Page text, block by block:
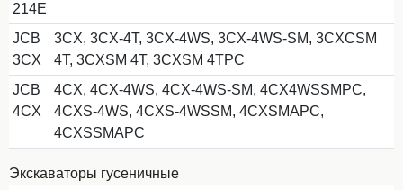
214E
JCB
3CX
3CX, 3CX-4T, 3CX-4WS, 3CX-4WS-SM, 3CXCSM
4T, 3CXSM 4T, 3CXSM 4TPC
JCB
4CX
4CX, 4CX-4WS, 4CX-4WS-SM, 4CX4WSSMPC,
4CXS-4WS, 4CXS-4WSSM, 4CXSMAPC,
4CXSSMAPC
Экскаваторы гусеничные